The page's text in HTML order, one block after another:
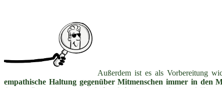
Außerdem ist es als Vorbereitung
empathische Haltung gegenüber Mitmenschen immer in den